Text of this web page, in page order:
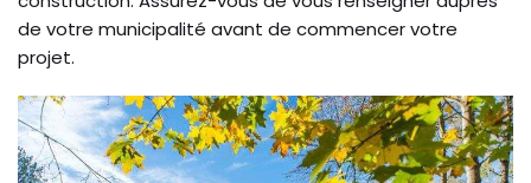
de votre municipalité avant de commencer votre
projet.